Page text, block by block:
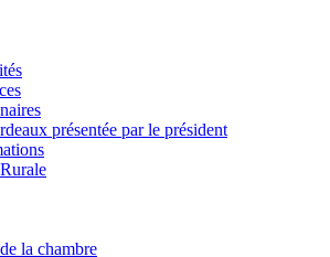
présentée par le président
la chambre